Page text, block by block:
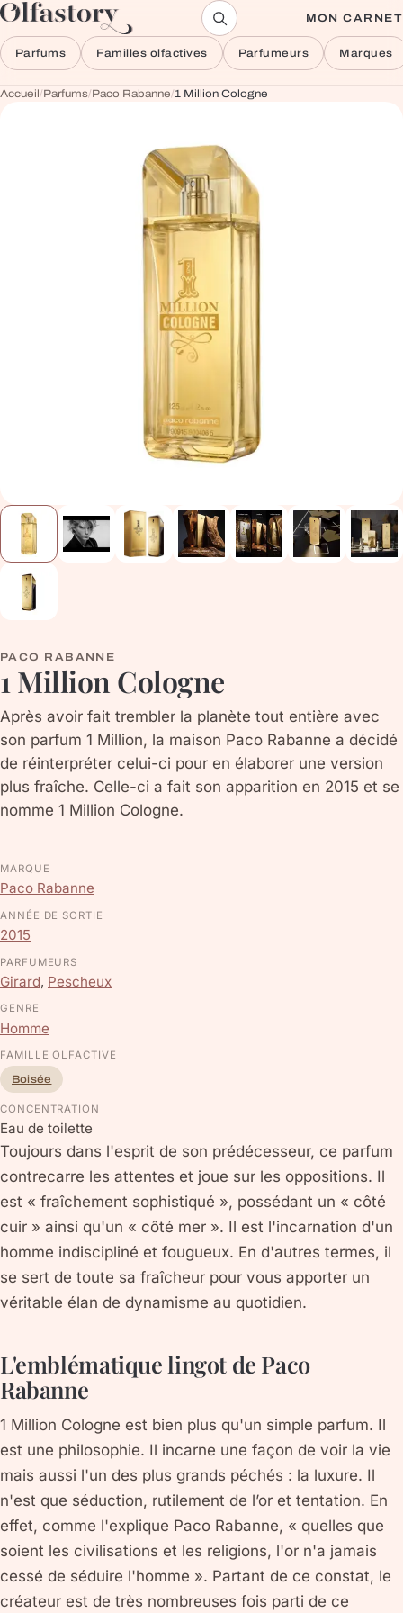
Aller au contenu MON CARNET
Parfums Familles olfactives Parfumeurs Marques
Accueil/Parfums/Paco Rabanne/1 Million Cologne
PACO RABANNE
1 Million Cologne
Après avoir fait trembler la planète tout entière avec
son parfum 1 Million, la maison Paco Rabanne a décidé
de réinterpréter celui-ci pour en élaborer une version
plus fraîche. Celle-ci a fait son apparition en 2015 et se
nomme 1 Million Cologne.
MARQUE
Paco Rabanne
ANNÉE DE SORTIE
2015
PARFUMEURS
Girard, Pescheux
GENRE
Homme
FAMILLE OLFACTIVE
Boisée
CONCENTRATION
Eau de toilette
Toujours dans l'esprit de son prédécesseur, ce parfum
contrecarre les attentes et joue sur les oppositions. Il
est « fraîchement sophistiqué », possédant un « côté
cuir » ainsi qu'un « côté mer ». Il est l'incarnation d'un
homme indiscipliné et fougueux. En d'autres termes, il
se sert de toute sa fraîcheur pour vous apporter un
véritable élan de dynamisme au quotidien.
L'emblématique lingot de Paco
Rabanne
1 Million Cologne est bien plus qu'un simple parfum. Il
est une philosophie. Il incarne une façon de voir la vie
mais aussi l'un des plus grands péchés : la luxure. Il
n'est que séduction, rutilement de l’or et tentation. En
effet, comme l'explique Paco Rabanne, « quelles que
soient les civilisations et les religions, l'or n'a jamais
cessé de séduire l'homme ». Partant de ce constat, le
créateur est de très nombreuses fois parti de ce